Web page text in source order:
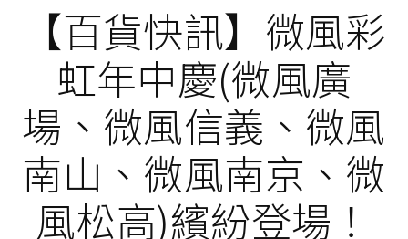
【百貨快訊】微風彩
虹年中慶(微風廣
場、微風信義、微風
南山、微風南京、微
風松高)繽紛登場！